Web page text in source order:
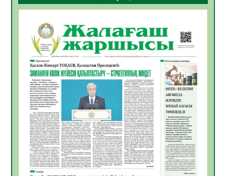
ҚҰРЫЛТАЙ САЙЛАУЫ – БОЛАШАҚҚА
БАСТАР ЖАУАПТЫ ТАҢДАУ
06.08.2026
Инфекциялық ауруларға қарсы иммундау
жұмыстарының тиімділігі
06.08.2026
46
Көкжөтел ауруы туралы
06.08.2026
42
АПВ вакцинасы туралы мәлімет
06.08.2026
41
Open Air: Қызылорда облысы полиция
департаменті 20 мыңнан астам